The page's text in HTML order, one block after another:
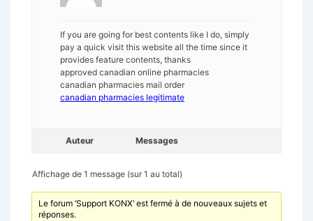
If you are going for best contents like I do, simply
pay a quick visit this website all the time since it
provides feature contents, thanks
approved canadian online pharmacies
canadian pharmacies mail order
canadian pharmacies legitimate
Auteur Messages
Affichage de 1 message (sur 1 au total)
Le forum ‘Support KONX’ est fermé à de nouveaux sujets et
réponses.